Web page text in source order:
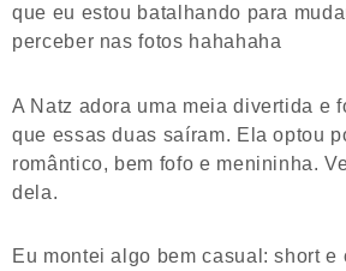
que eu estou batalhando para
perceber nas fotos hahahaha
A Natz adora uma meia divertida e
que essas duas saíram. Ela optou
romântico, bem fofo e menininha.
dela.
Eu montei algo bem casual: short e